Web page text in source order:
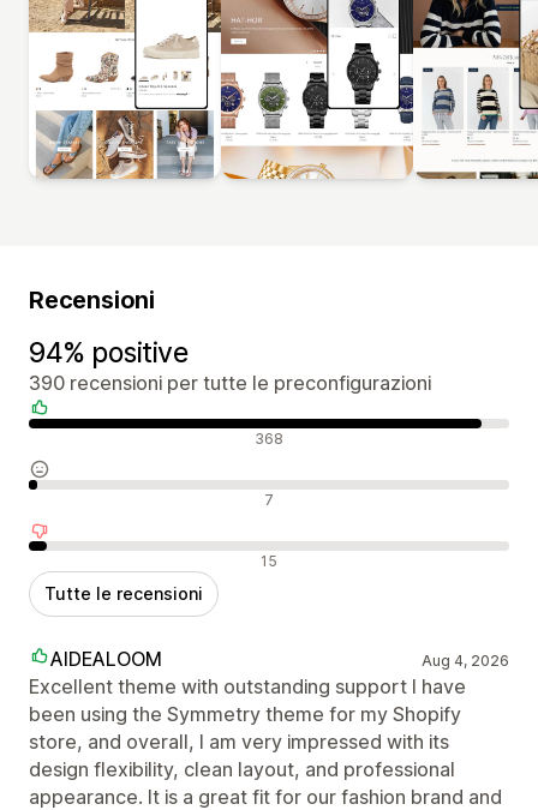
Recensioni
94% positive
390 recensioni per tutte le preconfigurazioni
Recensioni positive 368
Recensioni neutrali 7
Recensioni negative 15
Tutte le recensioni
AIDEALOOM Aug 4, 2026
Excellent theme with outstanding support I have
been using the Symmetry theme for my Shopify
store, and overall, I am very impressed with its
design flexibility, clean layout, and professional
appearance. It is a great fit for our fashion brand and